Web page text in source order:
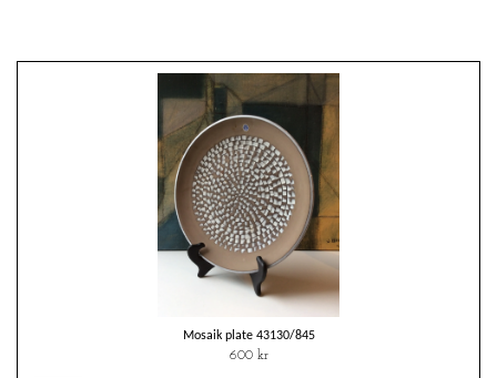
Mosaik plate 43130/845
600 kr